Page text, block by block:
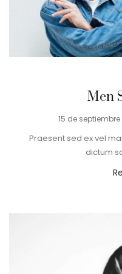
Men
Posted
15 de septiembre
Praesent sed ex vel
dictum